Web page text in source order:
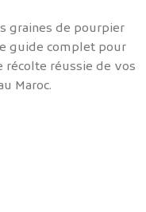
graines de pourpier
guide complet pour
récolte réussie de vos
Maroc.